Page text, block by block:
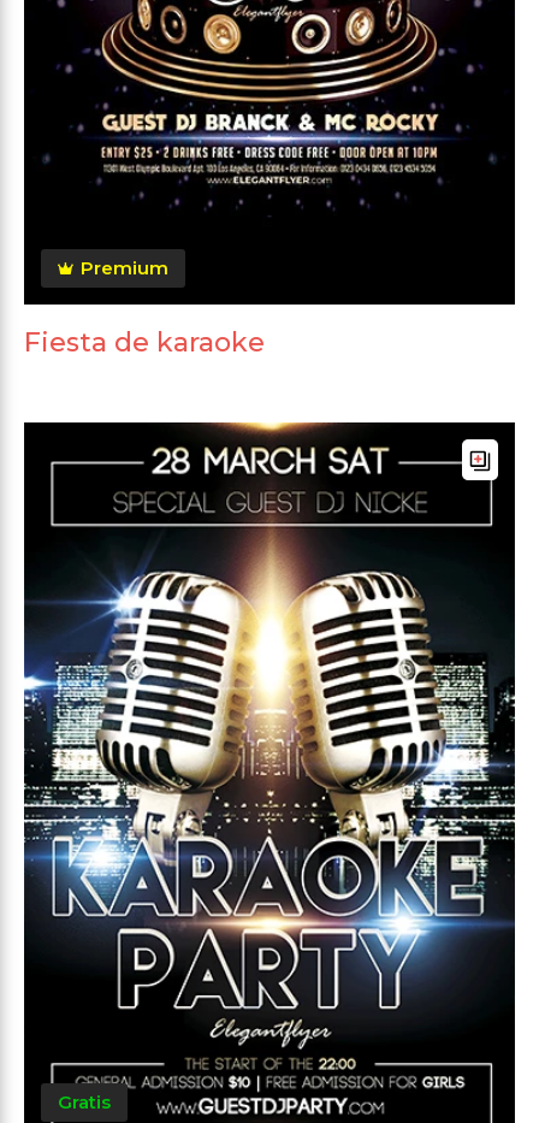
Premium
Fiesta de karaoke
Gratis